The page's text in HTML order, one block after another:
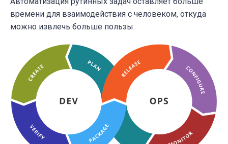
времени для взаимодействия с человеком, откуда
можно извлечь больше пользы.